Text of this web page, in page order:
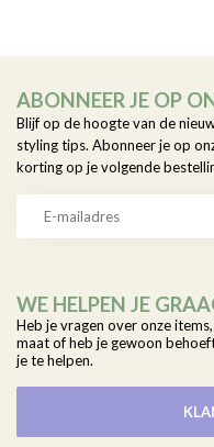
WE HELPEN JE
Heb je vragen over onze
maat of heb je gewoon
je te helpen.
ABONNEER JE OP
Blijf op de hoogte van de
styling tips. Abonneer je op
korting op je volgende